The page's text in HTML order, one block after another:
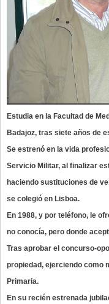
Estudia en la Facultad de
Badajoz, tras siete años de
Se estrenó en la vida
Servicio Militar, al finalizar
haciendo sustituciones de
se colegió en Lisboa.
En 1988, y por teléfono, le
no conocía, pero donde
Tras aprobar el concurso-
propiedad, ejerciendo como
Primaria.
En su recién estrenada